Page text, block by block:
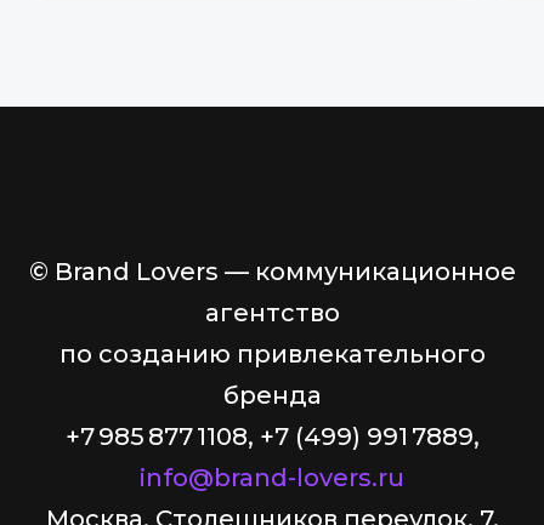
© Brand Lovers — коммуникационное
агентство
по созданию привлекательного
бренда
+7 985 877 1108, +7 (499) 991 7889,
info@brand-lovers.ru
Москва, Столешников переулок, 7,